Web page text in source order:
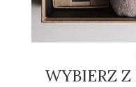
WYBIERZ Z